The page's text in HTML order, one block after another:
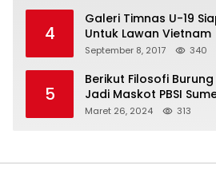
4
Galeri Timnas U-19
Untuk Lawan Vietnam
September 8, 2017 340
5
Berikut Filosofi
Jadi Maskot PBSI
Maret 26, 2024 313